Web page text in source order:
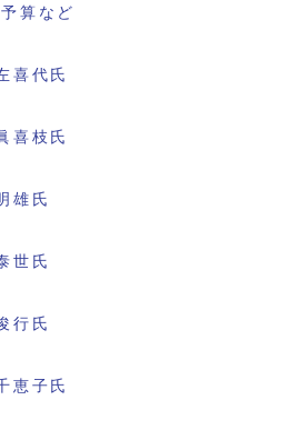
算など
喜代氏
喜枝氏
雄氏
世氏
行氏
恵子氏